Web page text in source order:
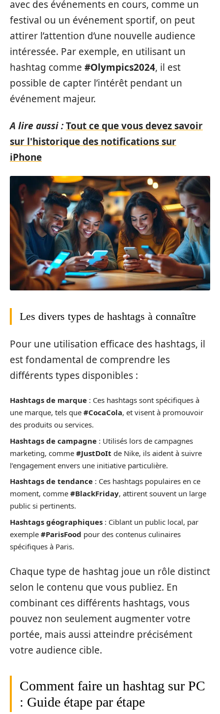
avec des événements en cours, comme un
festival ou un événement sportif, on peut
attirer l’attention d’une nouvelle audience
intéressée. Par exemple, en utilisant un
hashtag comme #Olympics2024, il est
possible de capter l’intérêt pendant un
événement majeur.
A lire aussi :Tout ce que vous devez savoir
sur l'historique des notifications sur
iPhone
Les divers types de hashtags à connaître
Pour une utilisation efficace des hashtags, il
est fondamental de comprendre les
différents types disponibles :
Hashtags de marque : Ces hashtags sont spécifiques à
une marque, tels que #CocaCola, et visent à promouvoir
des produits ou services.
Hashtags de campagne : Utilisés lors de campagnes
marketing, comme #JustDoIt de Nike, ils aident à suivre
l’engagement envers une initiative particulière.
Hashtags de tendance : Ces hashtags populaires en ce
moment, comme #BlackFriday, attirent souvent un large
public si pertinents.
Hashtags géographiques : Ciblant un public local, par
exemple #ParisFood pour des contenus culinaires
spécifiques à Paris.
Chaque type de hashtag joue un rôle distinct
selon le contenu que vous publiez. En
combinant ces différents hashtags, vous
pouvez non seulement augmenter votre
portée, mais aussi atteindre précisément
votre audience cible.
Comment faire un hashtag sur PC
: Guide étape par étape